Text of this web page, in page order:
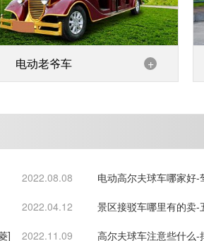
电动老爷车 +
2022.08.08
电动高尔夫球车哪家好
2022.04.12 景区接驳车哪里有的卖
] 2022.11.09 高尔夫球车注意些什么-